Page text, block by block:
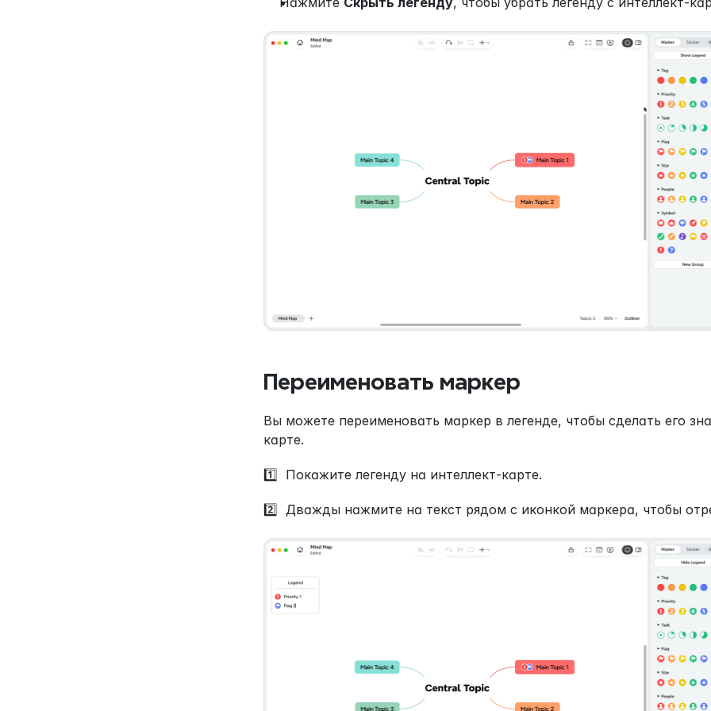
Переименовать маркер
Вы можете переименовать маркер в легенде, чтобы сделать его
карте.
1️⃣  Покажите легенду на интеллект-карте.
2️⃣  Дважды нажмите на текст рядом с иконкой маркера, чтобы